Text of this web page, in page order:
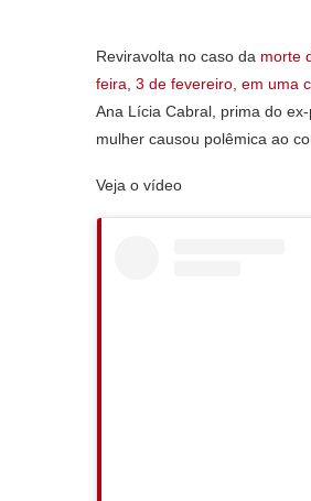
Reviravolta no caso da morte
feira, 3 de fevereiro, em uma
Ana Lícia Cabral, prima do
mulher causou polêmica ao
Veja o vídeo